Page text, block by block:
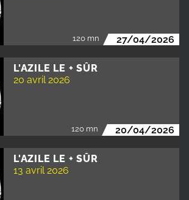
120 mn 27/04/2026
L'AZILE LE + SÛR
20 avril 2026
120 mn 20/04/2026
L'AZILE LE + SÛR
13 avril 2026